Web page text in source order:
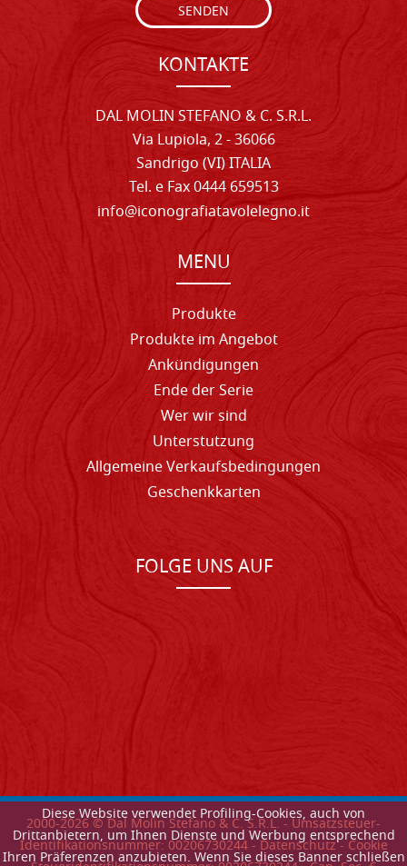
Diese Website verwendet Profiling-Cookies, auch von
Drittanbietern, um Ihnen Dienste und Werbung entsprechend
Ihren Präferenzen anzubieten. Wenn Sie dieses Banner schließen
SENDEN
KONTAKTE
DAL MOLIN STEFANO & C. S.R.L.
Via Lupiola, 2 - 36066
Sandrigo (VI) ITALIA
Tel. e Fax 0444 659513
info@iconografiatavolelegno.it
MENU
Produkte
Produkte im Angebot
Ankündigungen
Ende der Serie
Wer wir sind
Unterstutzung
Allgemeine Verkaufsbedingungen
Geschenkkarten
FOLGE UNS AUF
2000-2026© Dal Molin Stefano & C. S.R.L. - Umsatzsteuer-
Identifikationsnummer: 00206730244 -Datenschutz-Cookie